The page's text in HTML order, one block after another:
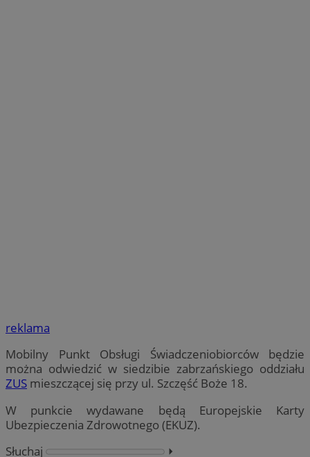
reklama
Mobilny Punkt Obsługi Świadczeniobiorców będzie
można odwiedzić w siedzibie zabrzańskiego oddziału
ZUS mieszczącej się przy ul. Szczęść Boże 18.
W punkcie wydawane będą Europejskie Karty
Ubezpieczenia Zdrowotnego (EKUZ).
Słuchaj
⏵︎